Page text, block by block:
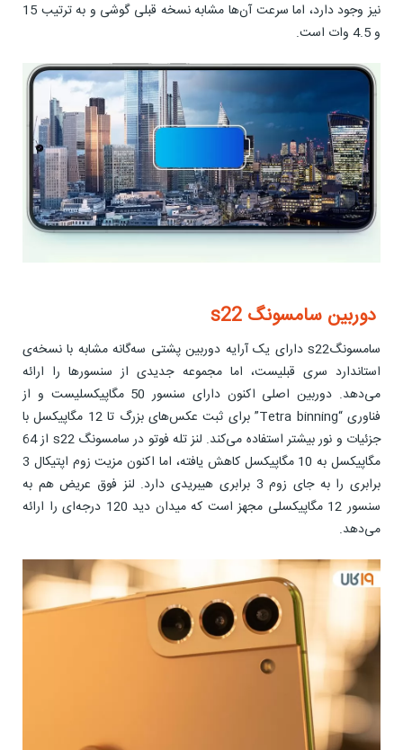
نیز وجود دارد، اما سرعت آن‌ها مشابه نسخه قبلی گوشی و به ترتیب 15
و 4.5 وات است.
دوربین سامسونگ s22
سامسونگs22 دارای یک آرایه دوربین پشتی سه‌گانه مشابه با نسخه‌ی
استاندارد سری قبلیست، اما مجموعه جدیدی از سنسورها را ارائه
می‌دهد. دوربین اصلی اکنون دارای سنسور 50 مگاپیکسلیست و از
فناوری “Tetra binning” برای ثبت عکس‌های بزرگ تا 12 مگاپیکسل با
جزئیات و نور بیشتر استفاده می‌کند. لنز تله فوتو در سامسونگ s22 از 64
مگاپیکسل به 10 مگاپیکسل کاهش یافته، اما اکنون مزیت زوم اپتیکال 3
برابری را به جای زوم 3 برابری هیبریدی دارد. لنز فوق عریض هم به
سنسور 12 مگاپیکسلی مجهز است که میدان دید 120 درجه‌ای را ارائه
می‌دهد.